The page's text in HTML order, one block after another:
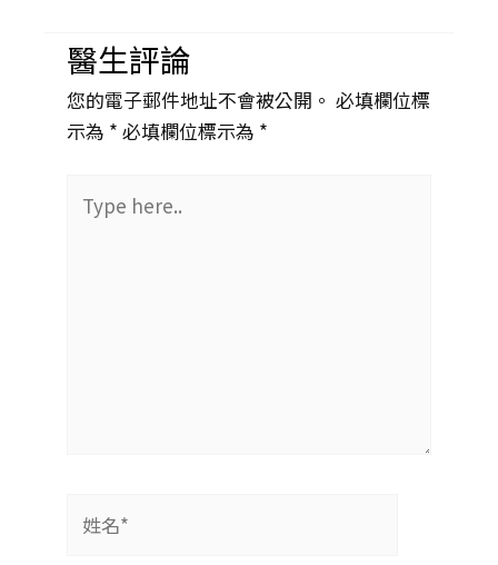
醫生評論
您的電子郵件地址不會被公開。 必填欄位標
示為 * 必填欄位標示為 *
here..
名